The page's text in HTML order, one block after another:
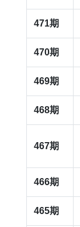
471期
470期
469期
468期
467期
466期
465期